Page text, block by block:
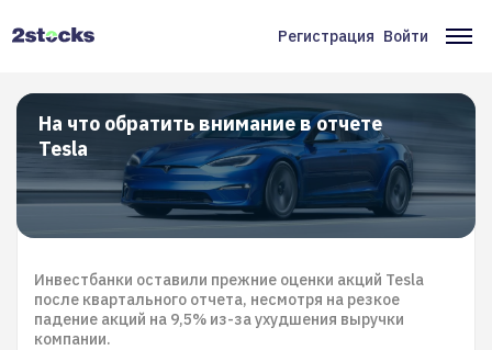
Меню
учётной
записи
пользователя
Регистрация Войти
На что обратить внимание в отчете
Tesla
Инвестбанки оставили прежние оценки акций Tesla
после квартального отчета, несмотря на резкое
падение акций на 9,5% из-за ухудшения выручки
компании.